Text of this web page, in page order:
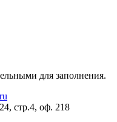
для заполнения.
стр.4, оф. 218